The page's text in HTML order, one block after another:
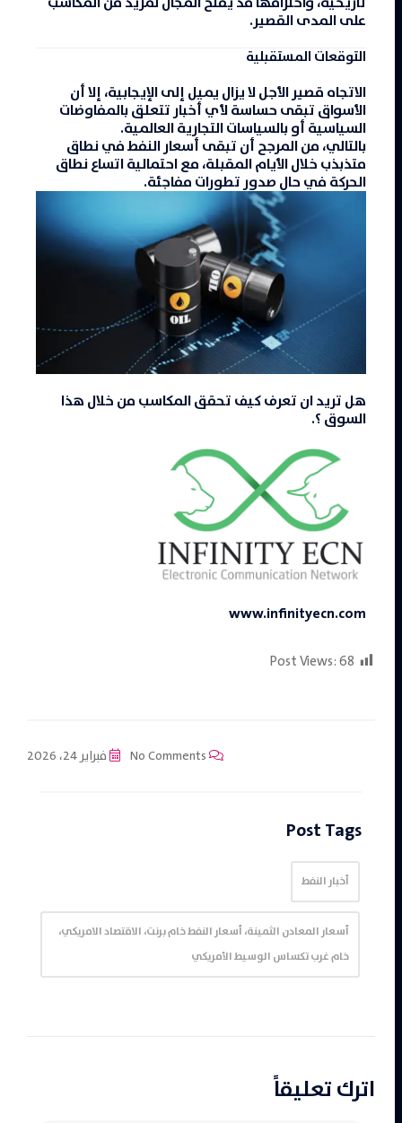
على المدى القصير.
التوقعات المستقبلية
الاتجاه قصير الأجل لا يزال يميل إلى الإيجابية، إلا أن
الأسواق تبقى حساسة لأي أخبار تتعلق بالمفاوضات
السياسية أو بالسياسات التجارية العالمية.
بالتالي، من المرجح أن تبقىأسعار النفطفي نطاق
متذبذب خلال الأيام المقبلة، مع احتمالية اتساع نطاق
الحركة في حال صدور تطورات مفاجئة.
هل تريد ان تعرف كيف تحقق المكاسب من خلال هذا
السوق ؟.
www.infinityecn.com
Post Views:68
No Comments فبراير 24، 2026
Post Tags
أخبار النفط
أسعار المعادن الثمينة، أسعار النفط خام برنت، الاقتصاد الامريكي،
خام غرب تكساس الوسيط الأمريكي
اترك تعليقاً